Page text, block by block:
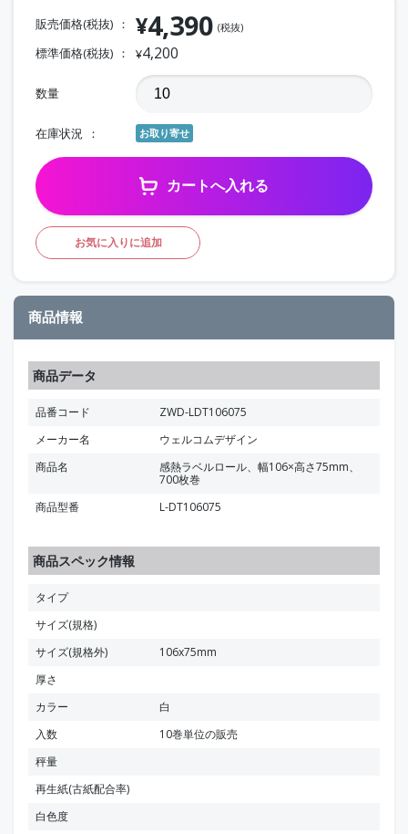
販売価格(税抜) ¥4,390 (税抜)
標準価格(税抜) ¥4,200
数量
在庫状況 お取り寄せ
カートへ入れる
お気に入りに追加
商品情報
商品データ
品番コード
ZWD-LDT106075
メーカー名
ウェルコムデザイン
商品名
感熱ラベルロール、幅106×高さ75mm、
700枚巻
商品型番
L-DT106075
商品スペック情報
タイプ
サイズ(規格)
サイズ(規格外)
106x75mm
厚さ
カラー
白
入数
10巻単位の販売
秤量
再生紙(古紙配合率)
白色度